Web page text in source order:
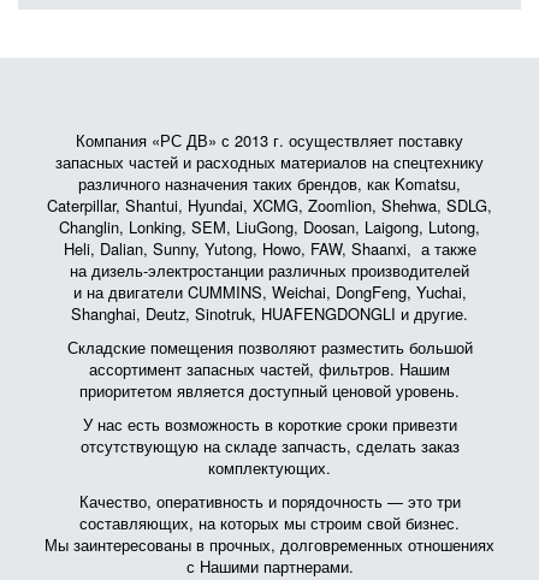
Компания «РС ДВ» с 2013 г. осуществляет поставку
запасных частей и расходных материалов на спецтехнику
различного назначения таких брендов, как Komatsu,
Caterpillar, Shantui, Hyundai, XCMG, Zoomlion, Shehwa, SDLG,
Changlin, Lonking, SEM, LiuGong, Doosan, Laigong, Lutong,
Heli, Dalian, Sunny, Yutong, Howo, FAW, Shaanxi, а также
на дизель-электростанции различных производителей
и на двигатели CUMMINS, Weichai, DongFeng, Yuchai,
Shanghai, Deutz, Sinotruk, HUAFENGDONGLI и другие.
Складские помещения позволяют разместить большой
ассортимент запасных частей, фильтров. Нашим
приоритетом является доступный ценовой уровень.
У нас есть возможность в короткие сроки привезти
отсутствующую на складе запчасть, сделать заказ
комплектующих.
Качество, оперативность и порядочность — это три
составляющих, на которых мы строим свой бизнес.
Мы заинтересованы в прочных, долговременных отношениях
с Нашими партнерами.